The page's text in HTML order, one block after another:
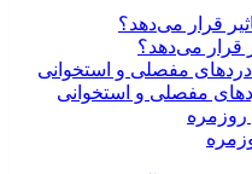
قرار می‌دهد؟
مفصلی و استخوانی